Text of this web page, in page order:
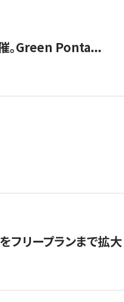
。Green Ponta...
フリープランまで拡大